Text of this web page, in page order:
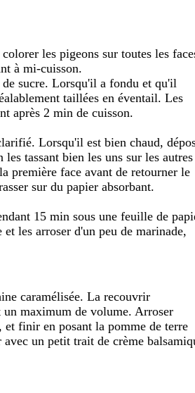
les pigeons sur toutes les
à mi-cuisson.
sucre. Lorsqu'il a fondu et qu'il
taillées en éventail. Les
après 2 min de cuisson.
Lorsqu'il est bien chaud,
tassant bien les uns sur les autres
première face avant de retourner le
sur du papier absorbant.
15 min sous une feuille de
les arroser d'un peu de marinade,
caramélisée. La recouvrir
un maximum de volume. Arroser
finir en posant la pomme de terre
un petit trait de crème